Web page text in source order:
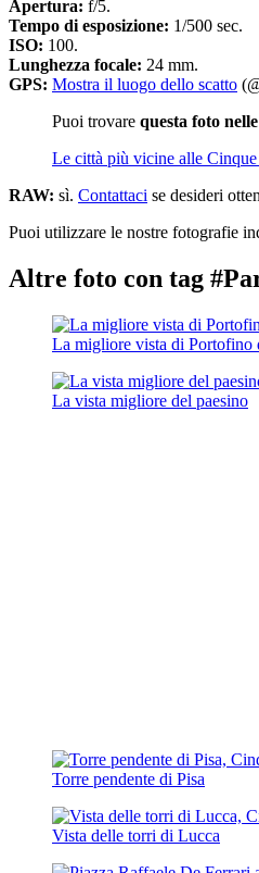
Apertura: f/5.
Tempo di esposizione: 1/500 sec.
ISO: 100.
Lunghezza focale: 24 mm.
GPS: Mostra il luogo dello scatto
Puoi trovare questa foto
Le città più vicine alle Cinque
RAW: sì. Contattaci se desideri
Puoi utilizzare le nostre fotografie
Altre foto con tag
La migliore vista di Portofino
La vista migliore del paesino
Torre pendente di Pisa
Vista delle torri di Lucca